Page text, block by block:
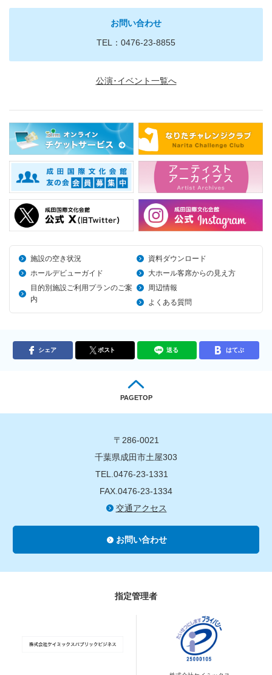
お問い合わせ
TEL：0476-23-8855
公演･イベント一覧へ
施設の空き状況
資料ダウンロード
ホールデビューガイド
大ホール客席からの見え方
目的別施設ご利用プランのご案
内
周辺情報
よくある質問
シェア ポスト 送る はてぶ
PAGETOP
〒286-0021
千葉県成田市土屋303
TEL.0476-23-1331
FAX.0476-23-1334
交通アクセス
お問い合わせ
指定管理者